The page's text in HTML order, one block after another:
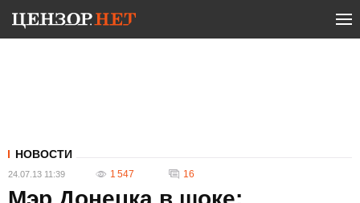
НОВОСТИ
24.07.13 11:39 1 547 16